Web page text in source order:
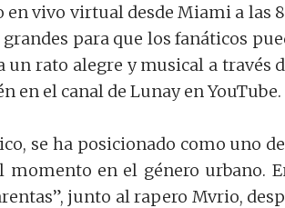
vivo virtual desde Miami a las
para que los fanáticos
rato alegre y musical a través
en el canal de Lunay en YouTube.
se ha posicionado como uno
momento en el género urbano.
junto al rapero Mvrio,